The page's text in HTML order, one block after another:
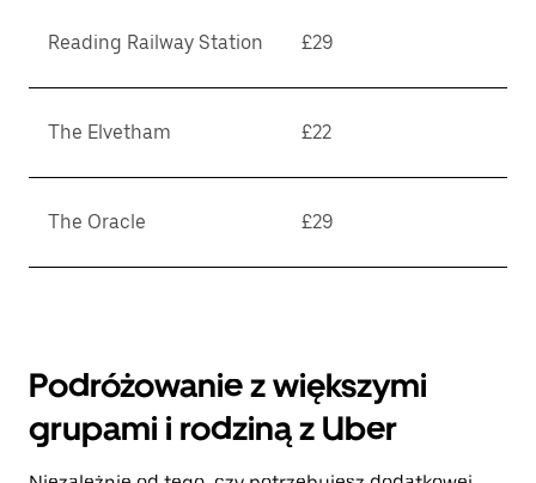
Reading Railway Station £29
The Elvetham £22
The Oracle £29
Podróżowanie z większymi
grupami i rodziną z Uber